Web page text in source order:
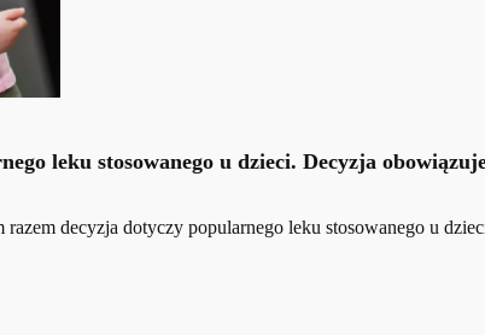
leku stosowanego u dzieci. Decyzja
decyzja dotyczy popularnego leku stosowanego u